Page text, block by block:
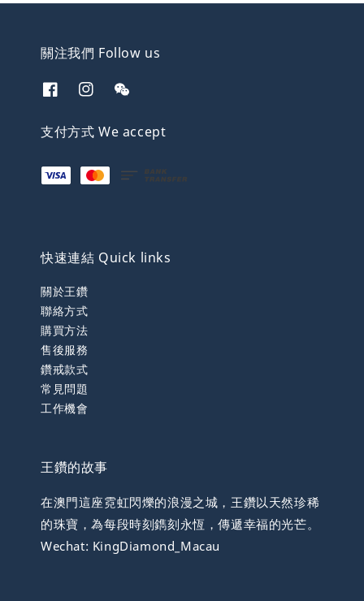
關注我們 Follow us
支付方式 We accept
快速連結 Quick links
關於王鑽
聯絡方式
購買方法
售後服務
鑽戒款式
常見問題
工作機會
王鑽的故事
在澳門這座霓虹閃爍的浪漫之城，王鑽以天然珍稀
的珠寶，為每段時刻鐫刻永恆，傳遞幸福的光芒。
Wechat: KingDiamond_Macau